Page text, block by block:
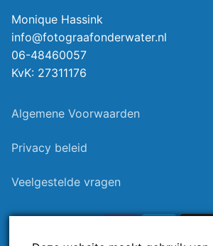
Monique Hassink
info@fotograafonderwater.nl
06-48460057
KvK: 27311176
Algemene Voorwaarden
Privacy beleid
Veelgestelde vragen